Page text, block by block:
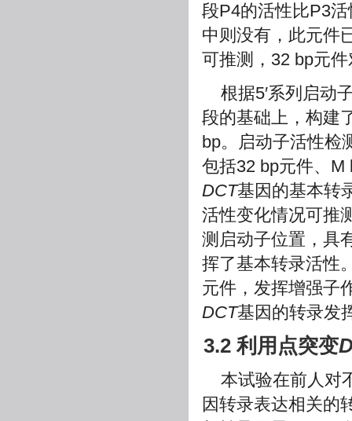
段P4的活性比P3
中则没有，此元件
可推测，32 bp元
根据5′系列启动
段的基础上，构建
bp。启动子活性检
包括32 bp元件、M
DCT基因的基本转
活性变化情况可推
测启动子位置，具
挥了基本转录活性
元件，发挥增强子
DCT基因的转录发
3.2 利用点突变
本试验在前人对
因转录表达相关的